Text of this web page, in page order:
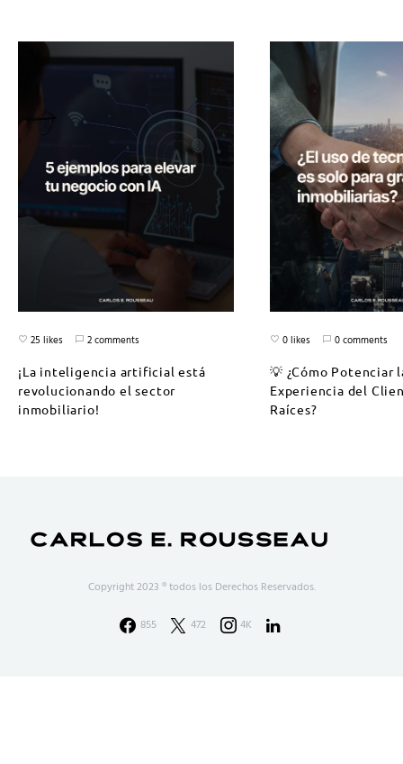
25 likes
2 comments
¡La inteligencia artificial está
revolucionando el sector
inmobiliario!
0 likes
0 comments
💡 ¿Cómo Potenciar
Experiencia del
Raíces?
Copyright 2023 ® todos los Derechos Reservados.
855 472 4K